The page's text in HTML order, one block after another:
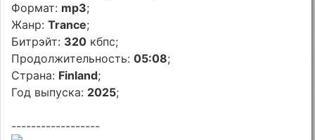
Формат: mp3;
Жанр:Trance;
Битрэйт: 320 кбпс;
Продолжительность:05:08;
Страна: Finland;
Год выпуска: 2025;
------------------